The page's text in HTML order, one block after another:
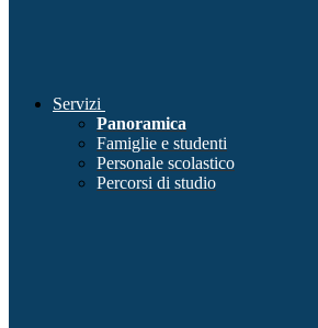
Servizi
Panoramica
Famiglie e studenti
Personale scolastico
Percorsi di studio